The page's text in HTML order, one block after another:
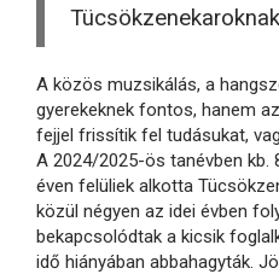
A közös muzsikálás, a
gyerekeknek fontos, hanem
fejjel frissítik fel tudásukat,
A 2024/2025-ös tanévben kb.
éven felüliek alkotta
közül négyen az idei évben
bekapcsolódtak a kicsik
idő hiányában abbahagyták.